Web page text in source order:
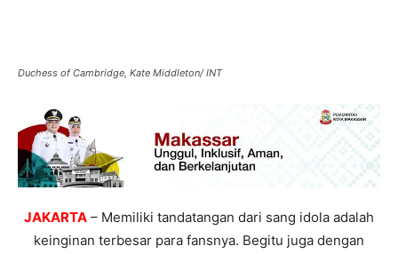
Duchess of Cambridge, Kate Middleton/ INT
JAKARTA – Memiliki tandatangan dari sang idola adalah
keinginan terbesar para fansnya. Begitu juga dengan